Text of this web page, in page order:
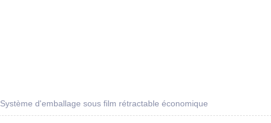
Système d'emballage sous film rétractable économique